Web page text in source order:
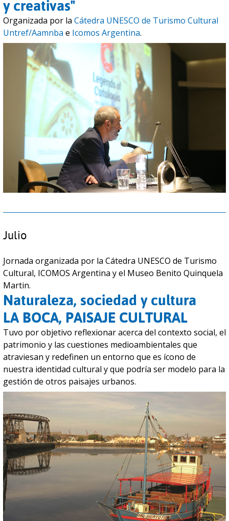
y creativas"
Organizada por la Cátedra UNESCO de Turismo Cultural
Untref/Aamnba e Icomos Argentina.
Julio
Jornada organizada por la Cátedra UNESCO de Turismo
Cultural, ICOMOS Argentina y el Museo Benito Quinquela
Martin.
Naturaleza, sociedad y cultura
LA BOCA, PAISAJE CULTURAL
Tuvo por objetivo reflexionar acerca del contexto social, el
patrimonio y las cuestiones medioambientales que
atraviesan y redefinen un entorno que es ícono de
nuestra identidad cultural y que podría ser modelo para la
gestión de otros paisajes urbanos.